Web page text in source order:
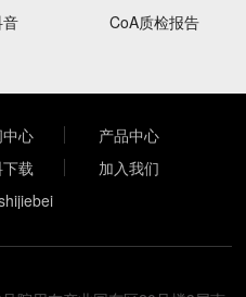
CoA质检报告
心
产品中心
载
加入我们